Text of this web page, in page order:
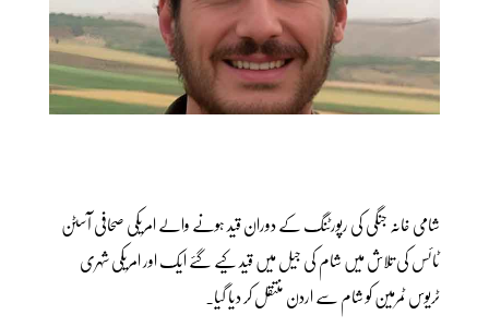
شامی خانہ جنگی کی رپورٹنگ کے دوران قید ہونے والے امریکی صحافی آسٹن
ٹائس کی تلاش میں شام کی جیل میں قید کیے گئے ایک اور امریکی شہری
ٹریوس ٹمرمین کو شام سے اردن منتقل کر دیا گیا۔